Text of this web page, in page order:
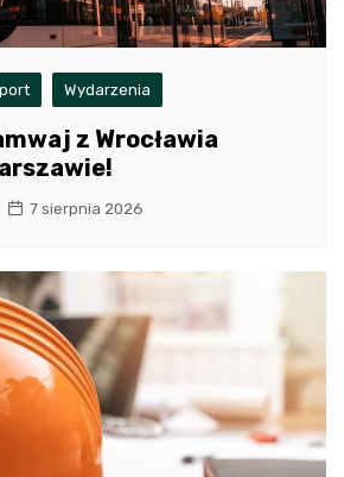
Wydarzenia
z Wrocławia
7 sierpnia 2026